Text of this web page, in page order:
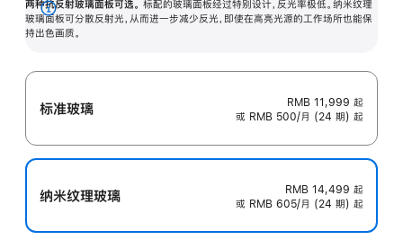
两种抗反射玻璃面板可选。 标配的玻璃面板经过特别设计，反光率极低。纳米纹理
玻璃面板可分散反射光，从而进一步减少反光，即使在高亮光源的工作场所也能保
持出色画质。
展
开
标准玻璃 RMB 11,999 起
或 RMB 500/月 (24 期) 起
纳米纹理玻璃 RMB 14,499 起
或 RMB 605/月 (24 期) 起